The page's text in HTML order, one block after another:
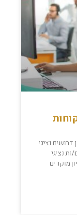
דרושים נציגי
נציגי
מוקדים